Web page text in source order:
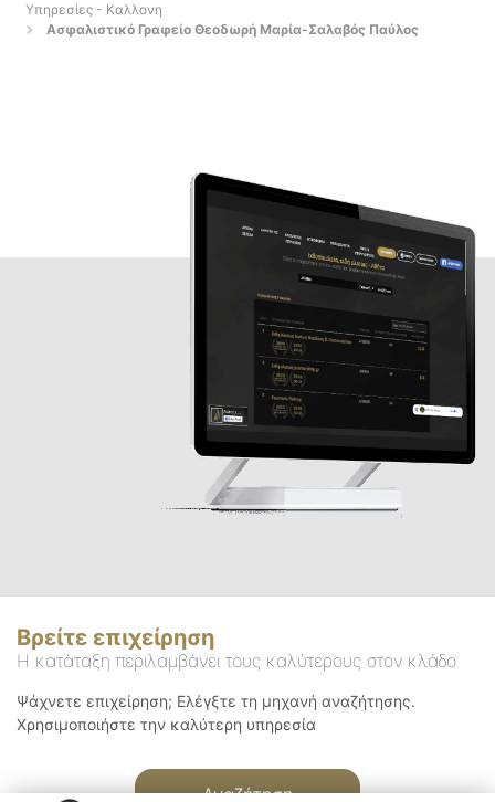
Υπηρεσίες - Καλλονη
Ασφαλιστικό Γραφείο Θεοδωρή Μαρία-Σαλαβός Παύλος
Βρείτε επιχείρηση
Η κατάταξη περιλαμβάνει τους καλύτερους στον κλάδο
Ψάχνετε επιχείρηση; Ελέγξτε τη μηχανή αναζήτησης.
Χρησιμοποιήστε την καλύτερη υπηρεσία
Αναζήτηση